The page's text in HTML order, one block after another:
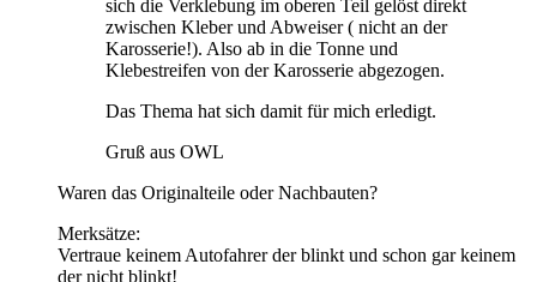
sich die Verklebung im oberen Teil gelöst direkt
zwischen Kleber und Abweiser ( nicht an der
Karosserie!). Also ab in die Tonne und
Klebestreifen von der Karosserie abgezogen.
Das Thema hat sich damit für mich erledigt.
Gruß aus OWL
Waren das Originalteile oder Nachbauten?
Merksätze:
Vertraue keinem Autofahrer der blinkt und schon gar keinem
der nicht blinkt!